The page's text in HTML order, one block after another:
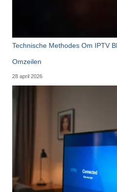
Technische Methodes Om IPTV
Omzeilen
28 april 2026